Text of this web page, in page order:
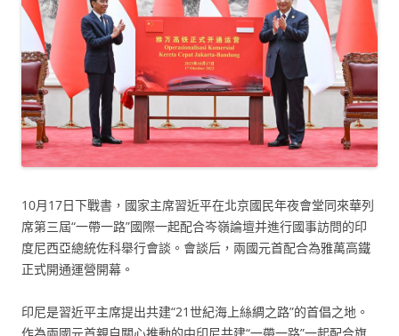
10月17日下戰書，國家主席習近平在北京國民年夜會堂同來華列
席第三屆“一帶一路”國際一起配合岑嶺論壇并進行國事訪問的印
度尼西亞總統佐科舉行會談。會談后，兩國元首配合為雅萬高鐵
正式開通運營開幕。
印尼是習近平主席提出共建“21世紀海上絲綢之路”的首倡之地。